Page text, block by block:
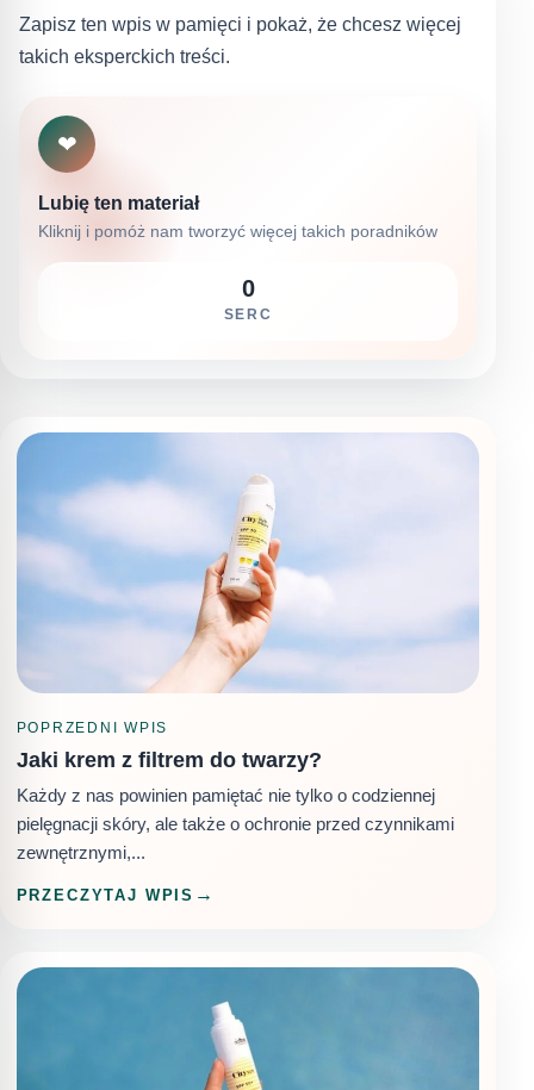
Zapisz ten wpis w pamięci i pokaż, że chcesz więcej
takich eksperckich treści.
❤
Lubię ten materiał
Kliknij i pomóż nam tworzyć więcej takich poradników
0
SERC
POPRZEDNI WPIS
Jaki krem z filtrem do twarzy?
Każdy z nas powinien pamiętać nie tylko o codziennej
pielęgnacji skóry, ale także o ochronie przed czynnikami
zewnętrznymi,...
PRZECZYTAJ WPIS